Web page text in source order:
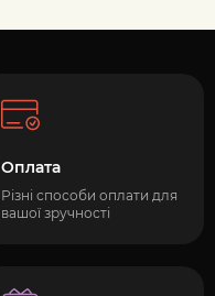
Оплата
Різні способи оплати для
вашої зручності